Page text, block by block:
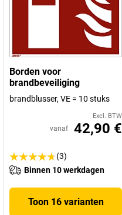
Borden voor
brandbeveiliging
brandblusser, VE = 10 stuks
Excl. BTW
vanaf 42,90 €
(3)
Binnen 10 werkdagen
Toon 16 varianten